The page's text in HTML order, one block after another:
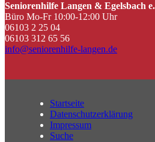
Seniorenhilfe Langen & Egelsbach
Büro Mo-Fr 10:00-12:00 Uhr
06103 2 25 04
06103 312 65 56
info@seniorenhilfe-langen.de
Startseite
Datenschutzerklärung
Impressum
Suche